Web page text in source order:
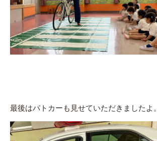
最後はパトカーも見せていただきましたよ。